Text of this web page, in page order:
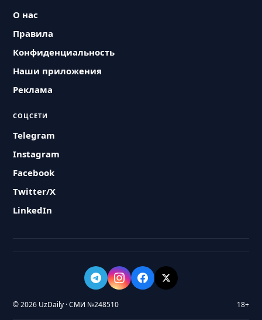
О нас
Правила
Конфиденциальность
Наши приложения
Реклама
СОЦСЕТИ
Telegram
Instagram
Facebook
Twitter/X
LinkedIn
© 2026 UzDaily · СМИ №248510 18+